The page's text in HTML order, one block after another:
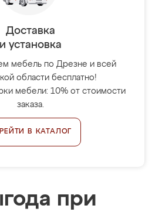
Доставка
и установка
мебель по Дрезне и всей
области бесплатно!
мебели: 10% от стоимости
заказа.
В КАТАЛОГ
при